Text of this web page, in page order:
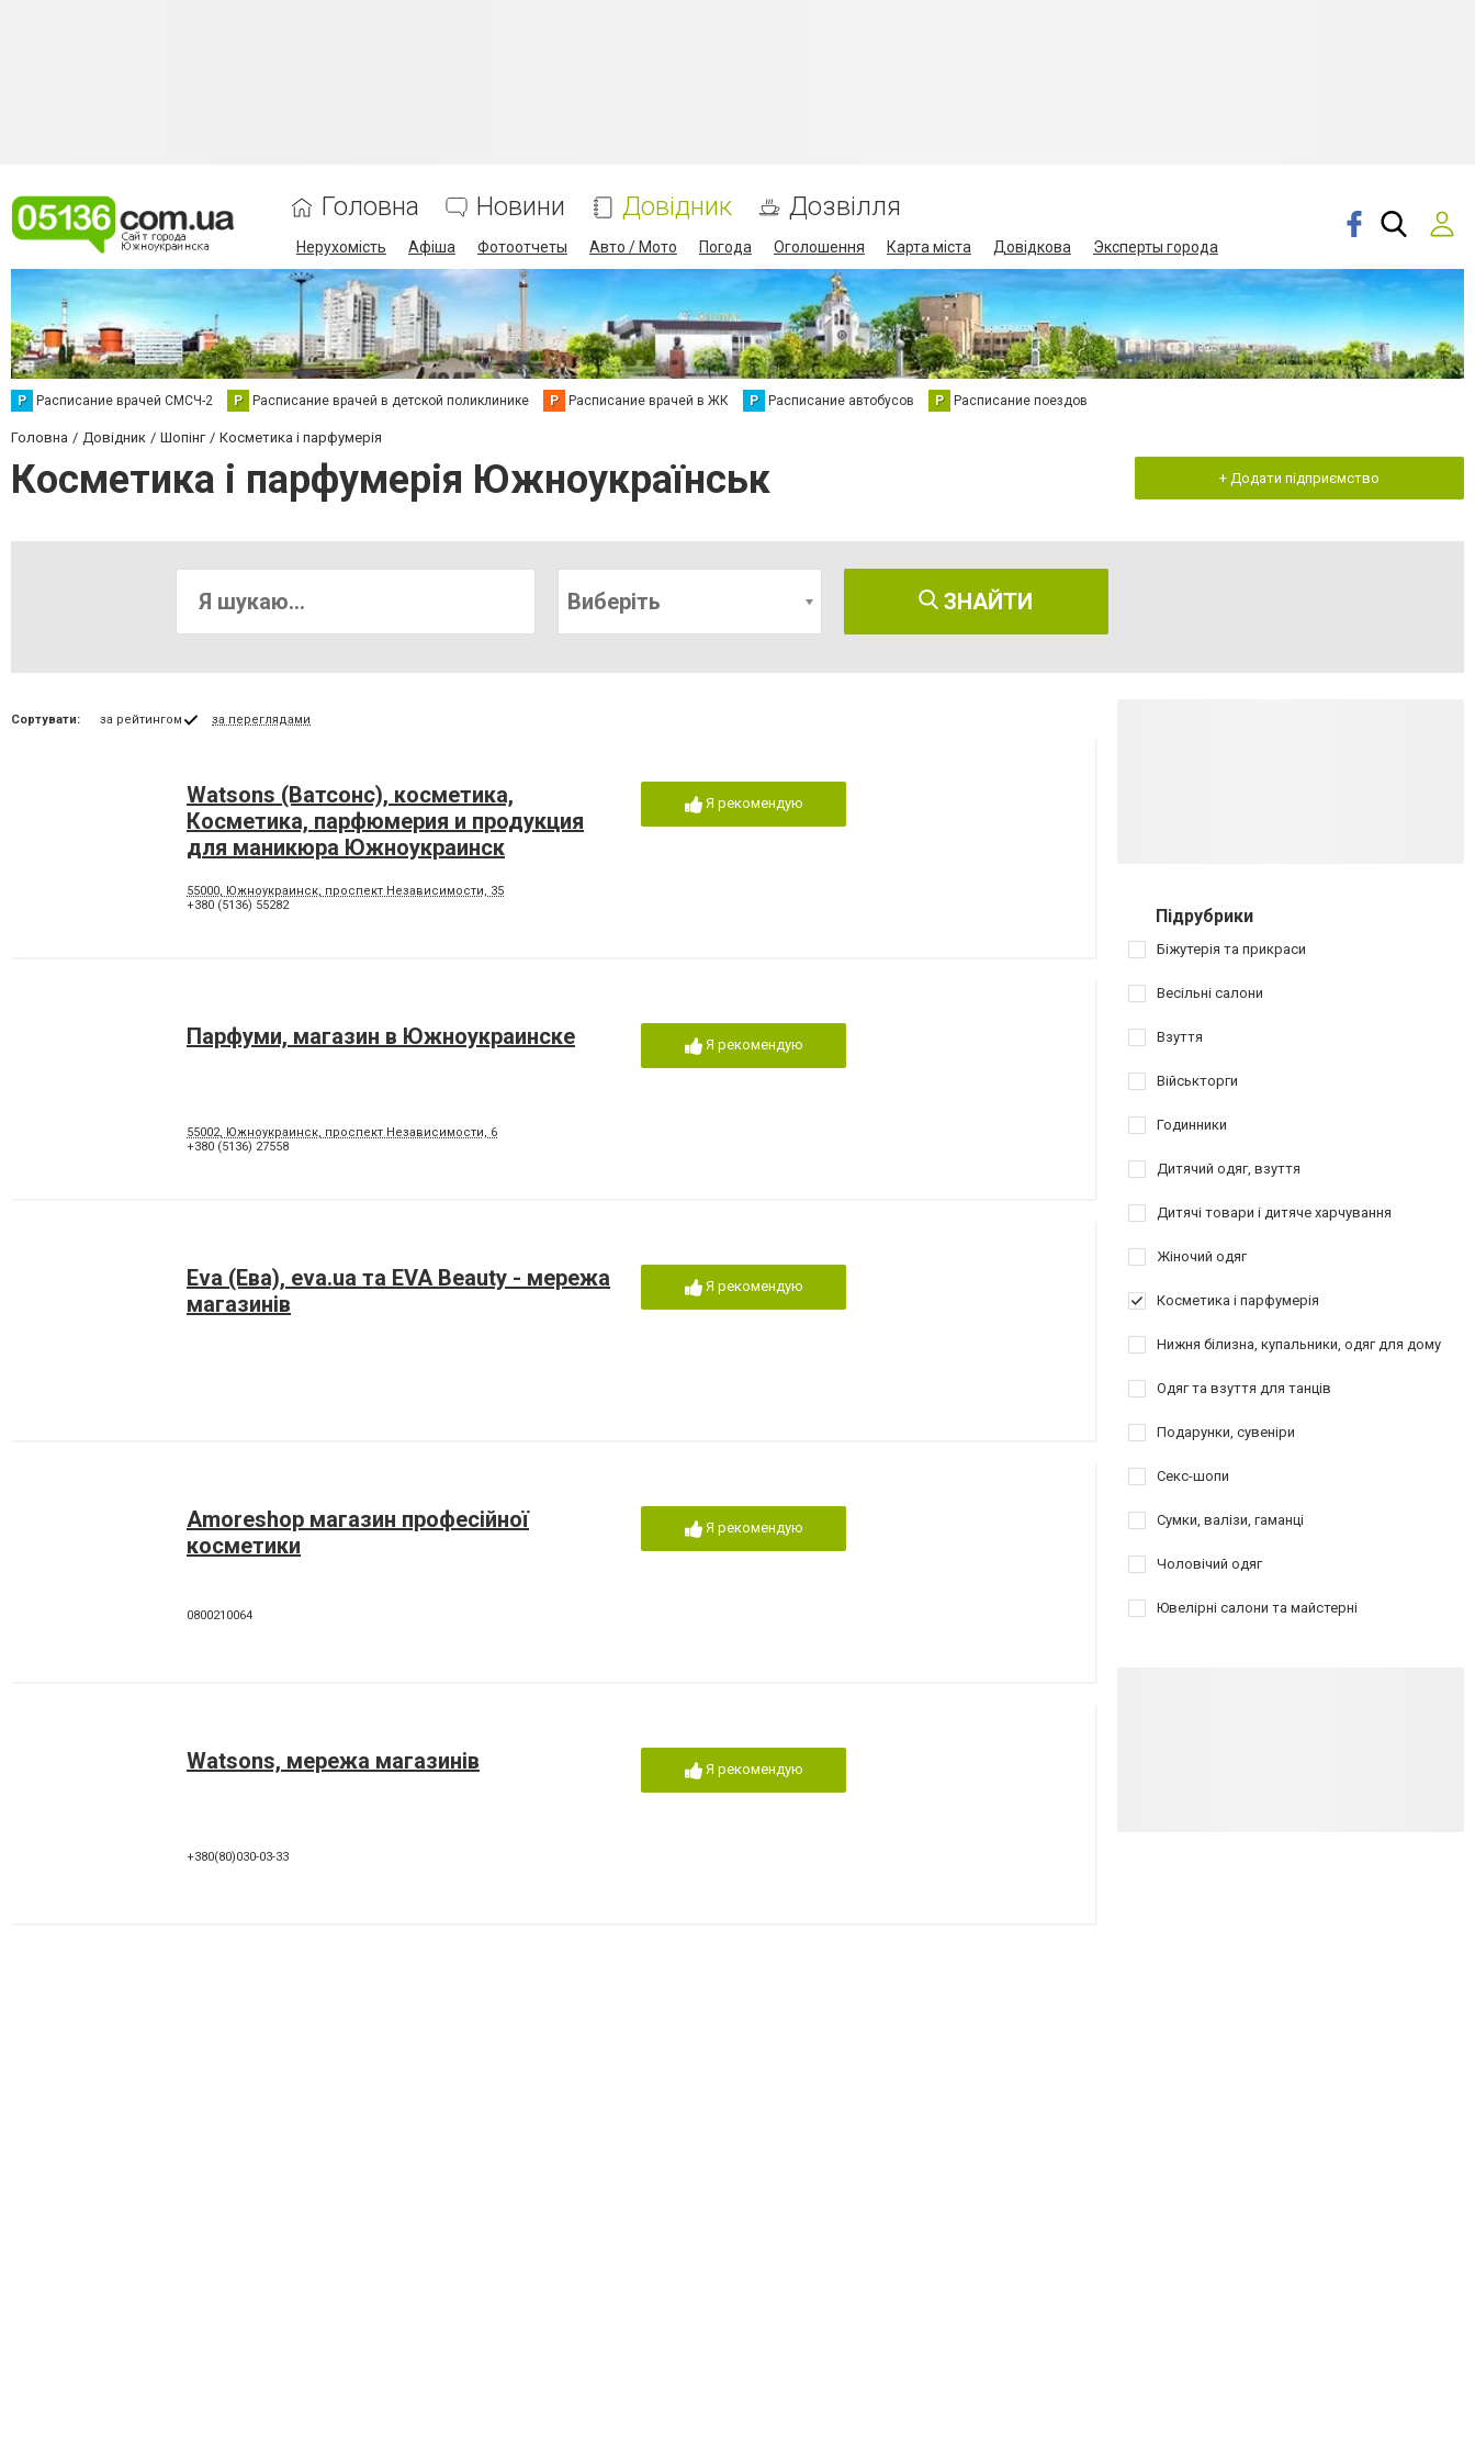
Головна Новини Довідник Дозвілля
Нерухомість Афіша Фотоотчеты Авто / Мото Погода Оголошення Карта міста Довідкова Эксперты города
Р Расписание врачей СМСЧ-2 Р Расписание врачей в детской поликлинике Р Расписание врачей в ЖК Р Расписание автобусов Р Расписание поездов
Головна Довідник Шопінг Косметика і парфумерія
Косметика і парфумерія Южноукраїнськ + Додати підприємство
Виберіть ЗНАЙТИ
Сортувати: за рейтингом за переглядами
Watsons (Ватсонс), косметика,
Косметика, парфюмерия и продукция
для маникюра Южноукраинск
55000, Южноукраинск, проспект Независимости, 35
+380 (5136) 55282
Я рекомендую
Парфуми, магазин в Южноукраинске
55002, Южноукраинск, проспект Независимости, 6
+380 (5136) 27558
Я рекомендую
Eva (Ева), eva.ua та EVA Beauty - мережа
магазинів
Я рекомендую
Amoreshop магазин професійної
косметики
0800210064
Я рекомендую
Watsons, мережа магазинів
+380(80)030-03-33
Я рекомендую
Підрубрики
Біжутерія та прикраси
Весільні салони
Взуття
Військторги
Годинники
Дитячий одяг, взуття
Дитячі товари і дитяче харчування
Жіночий одяг
Косметика і парфумерія
Нижня білизна, купальники, одяг для дому
Одяг та взуття для танців
Подарунки, сувеніри
Секс-шопи
Сумки, валізи, гаманці
Чоловічий одяг
Ювелірні салони та майстерні